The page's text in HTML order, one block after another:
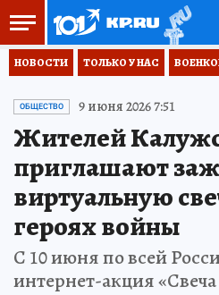
НОВОСТИ ТОЛЬКО У НАС
ОБЩЕСТВО 9 июня 2026 7:51
Жителей
приглашают
виртуальную
героях войны
С 10 июня по всей
интернет-акция